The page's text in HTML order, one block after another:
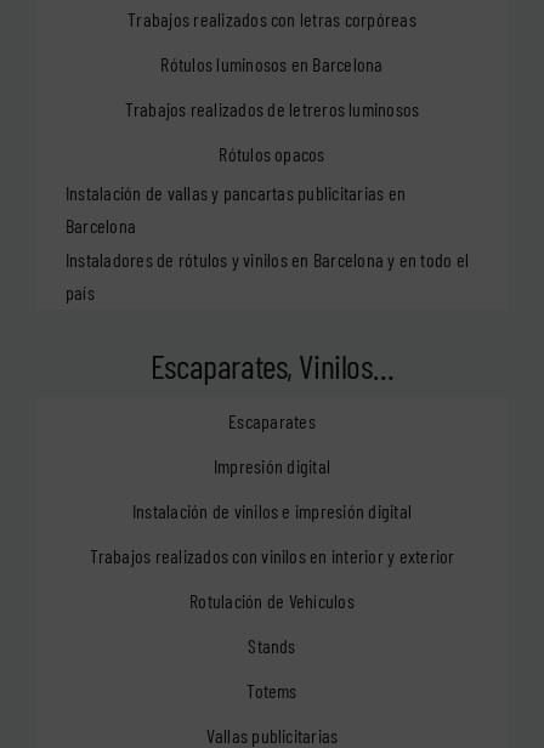
Trabajos realizados con letras corpóreas
Rótulos luminosos en Barcelona
Trabajos realizados de letreros luminosos
Rótulos opacos
Instalación de vallas y pancartas publicitarias en
Barcelona
Instaladores de rótulos y vinilos en Barcelona y en todo el
país
Escaparates, Vinilos…
Escaparates
Impresión digital
Instalación de vinilos e impresión digital
Trabajos realizados con vinilos en interior y exterior
Rotulación de Vehículos
Stands
Totems
Vallas publicitarias